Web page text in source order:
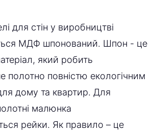
для стін у виробництві
МДФ шпонований. Шпон - це
який робить
полотно повністю екологічним
дому та квартир. Для
малюнка
рейки. Як правило – це